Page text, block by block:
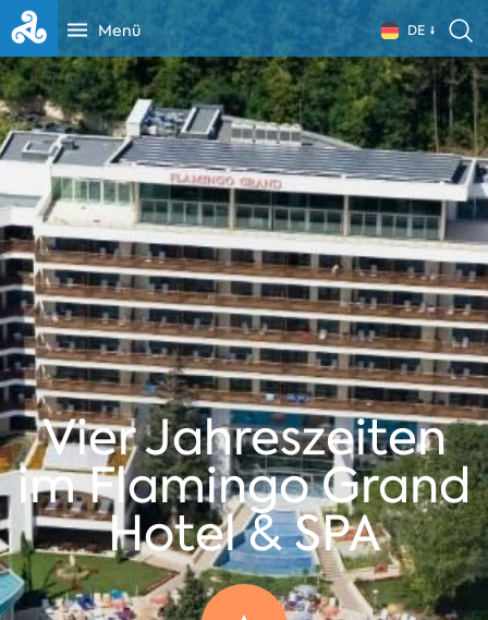
Menü DE
Vier Jahreszeiten
im Flamingo Grand
Hotel & SPA